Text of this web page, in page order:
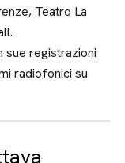
Teatro La
sue registrazioni
radiofonici su